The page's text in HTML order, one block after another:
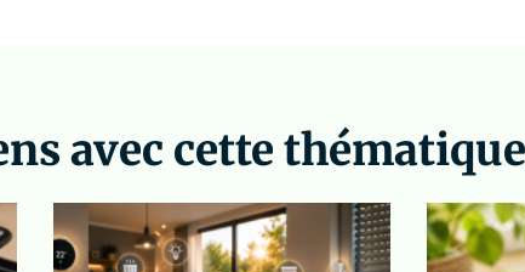
avec cette thématique